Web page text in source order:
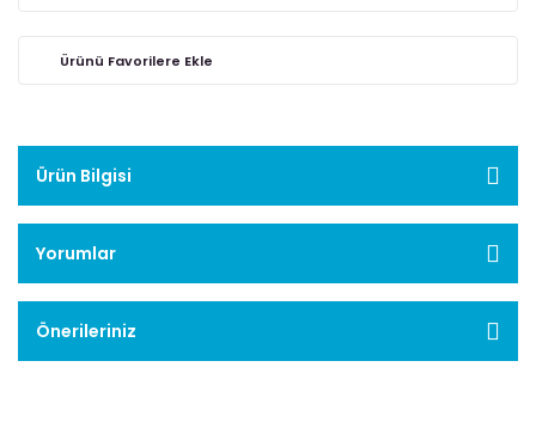
Ürün Bilgisi
Yorumlar
Önerileriniz